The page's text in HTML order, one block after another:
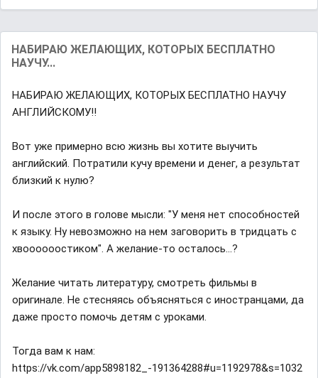
НАБИРАЮ ЖЕЛАЮЩИХ, КОТОРЫХ БЕСПЛАТНО
НАУЧУ...
НАБИРАЮ ЖЕЛАЮЩИХ, КОТОРЫХ БЕСПЛАТНО НАУЧУ
АНГЛИЙСКОМУ‼
Вот уже примерно всю жизнь вы хотите выучить
английский. Потратили кучу времени и денег, а результат
близкий к нулю?
И после этого в голове мысли: "У меня нет способностей
к языку. Ну невозможно на нем заговорить в тридцать с
хвоооооостиком". А желание-то осталось...?
Желание читать литературу, смотреть фильмы в
оригинале. Не стесняясь объясняться с иностранцами, да
даже просто помочь детям с уроками.
Тогда вам к нам:
https://vk.com/app5898182_-191364288#u=1192978&s=1032